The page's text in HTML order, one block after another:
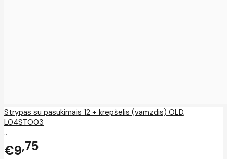
Strypas su pasukimais 12 + krepšelis (vamzdis) OLD,
L04STO03
..
€9 75